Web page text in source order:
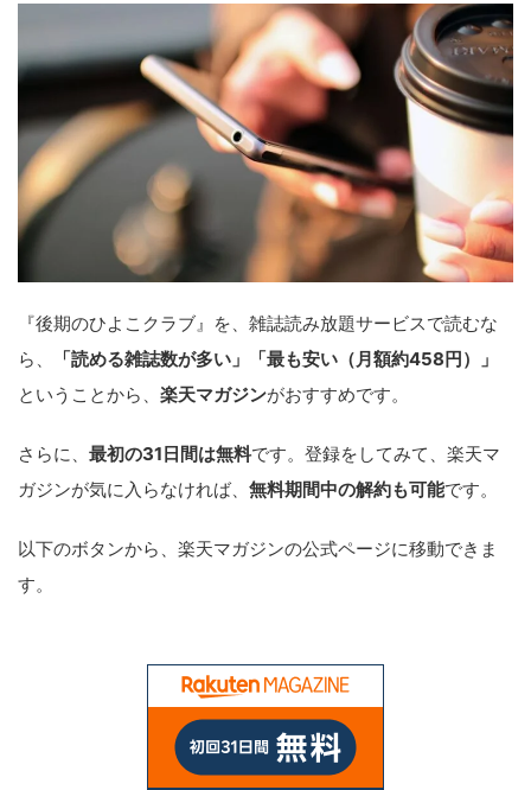
『後期のひよこクラブ』を、雑誌読み放題サービスで読むな
ら、
「読める雑誌数が多い」「最も安い（月額約458円）」
ということから、 楽天マガジンがおすすめです。
さらに、 最初の31日間は無料です。登録をしてみて、楽天マ
ガジンが気に入らなければ、 無料期間中の解約も可能です。
以下のボタンから、楽天マガジンの公式ページに移動できま
す。